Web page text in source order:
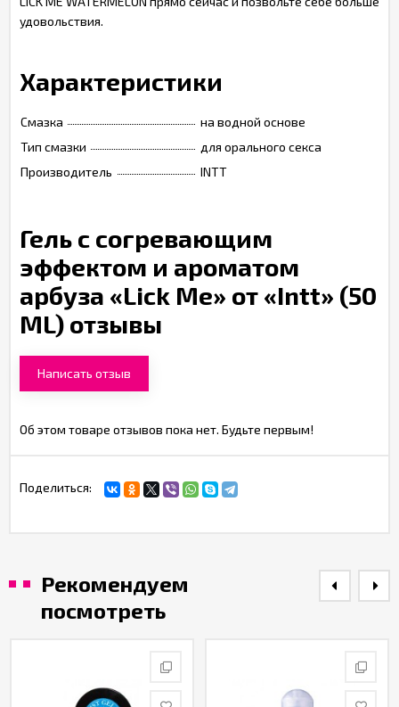
удовольствия.
Характеристики
Смазка
на водной основе
Тип смазки
для орального секса
Производитель
INTT
Гель с согревающим
эффектом и ароматом
арбуза «Lick Me» от «Intt» (50
ML) отзывы
Написать отзыв
Об этом товаре отзывов пока нет. Будьте первым!
Поделиться:
Рекомендуем
посмотреть